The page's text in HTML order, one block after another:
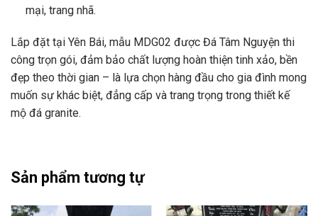
mại, trang nhã.
Lắp đặt tại Yên Bái, mẫu MDG02 được Đá Tâm Nguyện thi
công trọn gói, đảm bảo chất lượng hoàn thiện tinh xảo, bền
đẹp theo thời gian – là lựa chọn hàng đầu cho gia đình mong
muốn sự khác biệt, đẳng cấp và trang trọng trong thiết kế
mộ đá granite.
Sản phẩm tương tự